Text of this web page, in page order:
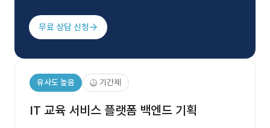
무료 상담 신청
유사도 높음 기간제
IT 교육 서비스 플랫폼 백엔드 기획